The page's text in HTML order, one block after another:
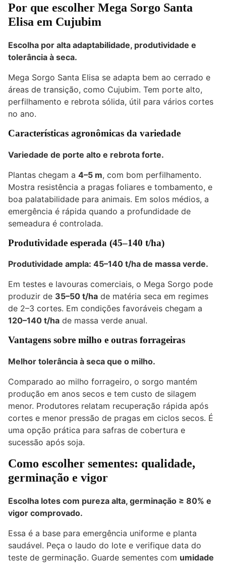
Por que escolher Mega Sorgo Santa
Elisa em Cujubim
Escolha por alta adaptabilidade, produtividade e
tolerância à seca.
Mega Sorgo Santa Elisa se adapta bem ao cerrado e
áreas de transição, como Cujubim. Tem porte alto,
perfilhamento e rebrota sólida, útil para vários cortes
no ano.
Características agronômicas da variedade
Variedade de porte alto e rebrota forte.
Plantas chegam a 4–5 m, com bom perfilhamento.
Mostra resistência a pragas foliares e tombamento, e
boa palatabilidade para animais. Em solos médios, a
emergência é rápida quando a profundidade de
semeadura é controlada.
Produtividade esperada (45–140 t/ha)
Produtividade ampla: 45–140 t/ha de massa verde.
Em testes e lavouras comerciais, o Mega Sorgo pode
produzir de 35–50 t/ha de matéria seca em regimes
de 2–3 cortes. Em condições favoráveis chegam a
120–140 t/ha de massa verde anual.
Vantagens sobre milho e outras forrageiras
Melhor tolerância à seca que o milho.
Comparado ao milho forrageiro, o sorgo mantém
produção em anos secos e tem custo de silagem
menor. Produtores relatam recuperação rápida após
cortes e menor pressão de pragas em ciclos secos. É
uma opção prática para safras de cobertura e
sucessão após soja.
Como escolher sementes: qualidade,
germinação e vigor
Escolha lotes com pureza alta, germinação ≥ 80% e
vigor comprovado.
Essa é a base para emergência uniforme e planta
saudável. Peça o laudo do lote e verifique data do
teste de germinação. Guarde sementes com umidade